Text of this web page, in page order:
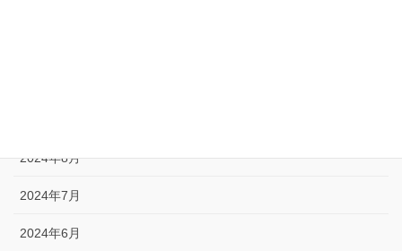
2024年8月
2024年7月
2024年6月